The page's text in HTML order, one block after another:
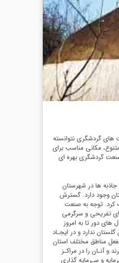
های گردشگری نتوانسته
مکانی مناسب برای
گردشگری بهره ای
ها در شهرستان
وجود دارد. گسترش
کرد. توجه به صنعت
تفریحی و سرگرمی
دور تا به امروز
ندارد و در ایجـاد
مناطق مختلف استان
آنـان را در مراکـز
و سـرمایه گذاری